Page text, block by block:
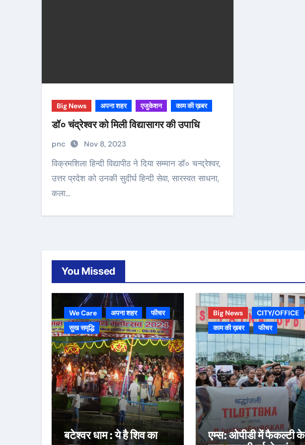
Big News अपना शहर एजुकेशन काम की ख़बर
डॉ० चंद्रेश्वर को मिली विद्यासागर की उपाधि
pnc Nov 8, 2023
विक्रमशिला हिन्दी विद्यापीठ ने दिया सम्मान डॉ० चन्द्रेश्वर,
उत्तर प्रदेश को उनकी सुदीर्घ हिन्दी सेवा, सारस्वत साधना,
कला…
You Missed
We Care अपना शहर
फीचर
सुख समृद्धि
बटेश्वर धाम : ये है शिव का
Big News
CITY/OFFICE
काम की ख़बर
फीचर
एम्स: ओपीडी में फैकल्टी के